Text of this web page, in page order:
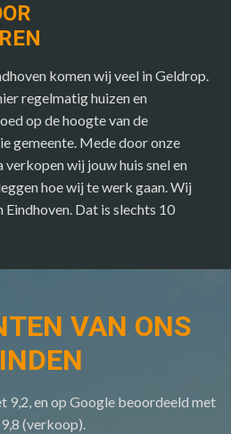
komen wij veel in Geldrop.
regelmatig huizen en
op de hoogte van de
gemeente. Mede door onze
wij jouw huis snel en
hoe wij te werk gaan. Wij
Dat is slechts 10
VAN ONS
9,2, en op Google beoordeeld met
(verkoop).